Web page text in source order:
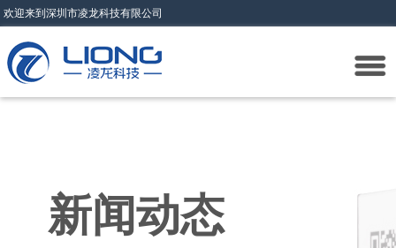
欢迎来到深圳市凌龙科技有限公司
新闻动态